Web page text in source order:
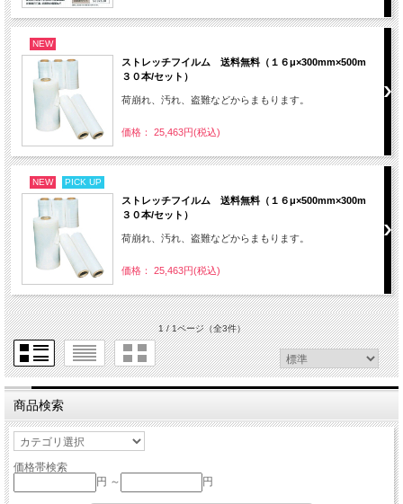
NEW
ストレッチフイルム 送料無料（１６μ×300mm×500m
３０本/セット）
荷崩れ、汚れ、盗難などからまもります。
価格： 25,463円(税込)
NEW PICK UP
ストレッチフイルム 送料無料（１６μ×500mm×300m
３０本/セット）
荷崩れ、汚れ、盗難などからまもります。
価格： 25,463円(税込)
1 / 1ページ（全3件）
商品検索
価格帯検索
円 ～
円